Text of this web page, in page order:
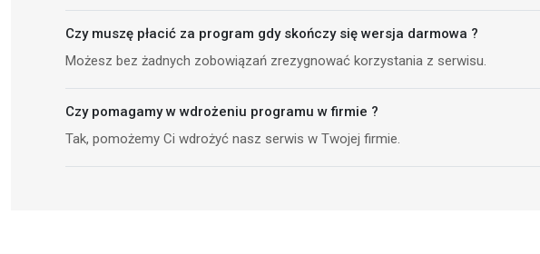
Czy muszę płacić za program gdy skończy się wersja darmowa ?
Możesz bez żadnych zobowiązań zrezygnować korzystania z serwisu.
Czy pomagamy w wdrożeniu programu w firmie ?
Tak, pomożemy Ci wdrożyć nasz serwis w Twojej firmie.